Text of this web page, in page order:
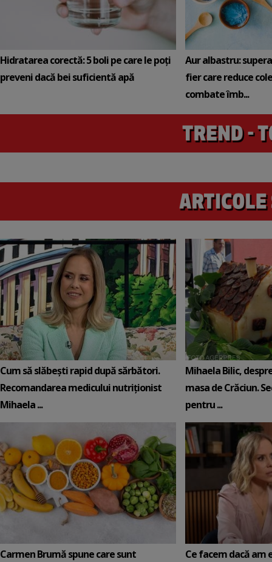
Hidratarea corectă: 5 boli pe care le poți
preveni dacă bei suficientă apă
Aur albastru:
fier care reduce
combate îmb...
Cum să slăbești rapid după sărbători.
Recomandarea medicului nutriționist
Mihaela ...
Mihaela Bilic,
masa de Crăciun.
pentru ...
Carmen Brumă spune care sunt
Ce facem dacă am